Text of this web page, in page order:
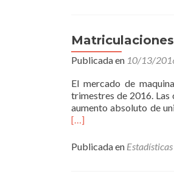
Publicada en 10/13/
El mercado de
trimestres de 2016. Las
aumento absoluto de
[…]
Publicada en Estadísticas